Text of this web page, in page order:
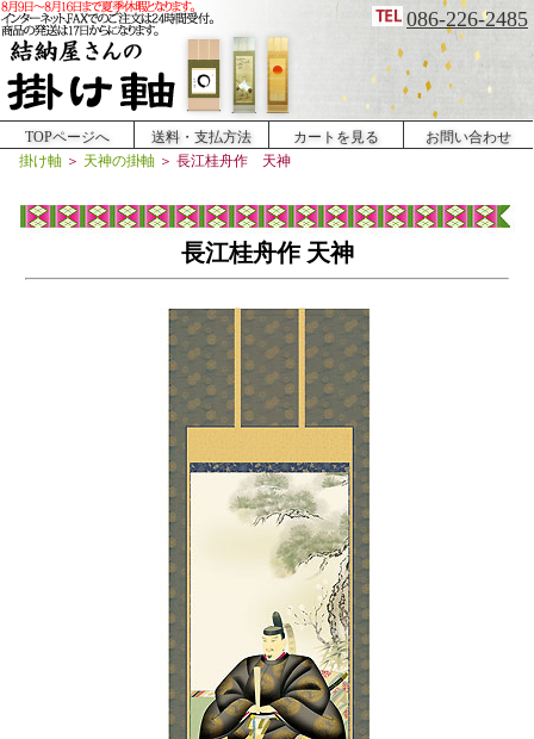
086-226-2485
TOPページへ 送料・支払方法 カートを見る
お問い合わせ
掛け軸 ＞ 天神の掛軸 ＞ 長江桂舟作 天神
長江桂舟作 天神